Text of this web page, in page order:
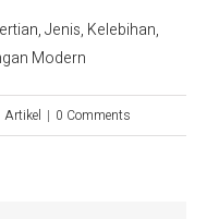
Jenis, Kelebihan,
Modern
Artikel | 0 Comments